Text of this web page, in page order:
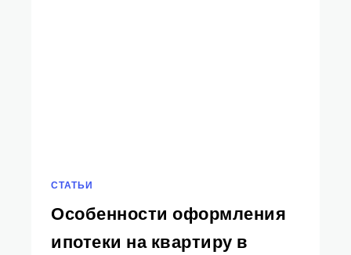
СТАТЬИ
Особенности оформления
ипотеки на квартиру в